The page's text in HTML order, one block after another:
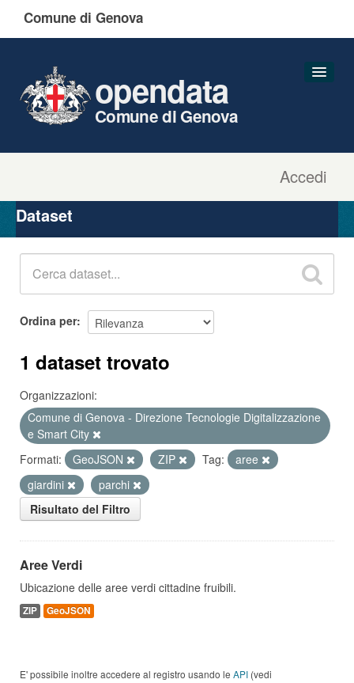
Comune di Genova
Accedi
opendata
Comune di Genova
Organizzazioni
Gruppi
Dataset
Ordina per
1 dataset trovato
Organizzazioni:
Comune di Genova - Direzione Tecnologie Digitalizzazione
e Smart City
Formati:
GeoJSON ZIP Tag:
aree
giardini
parchi
Risultato del Filtro
Aree Verdi
Ubicazione delle aree verdi cittadine fruibili.
ZIP GeoJSON
E' possibile inoltre accedere al registro usando le API (vedi